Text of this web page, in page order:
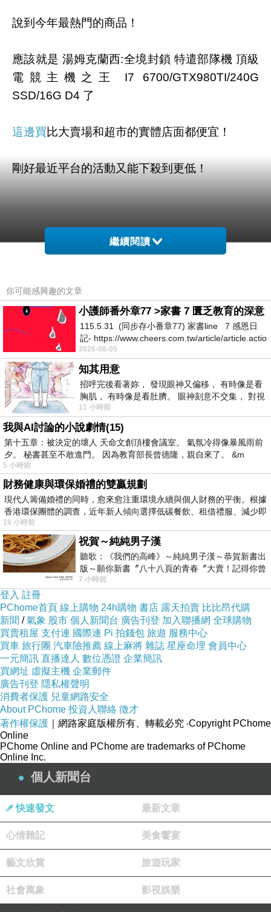
說到今年最熱門的商品！
應該就是 湯姆克蘭西:全境封鎖 特遣部隊機 頂級
電競主機之王 I7 6700/GTX980TI/240G
SSD/16G D4 了
這邊買比大賣場和超市的實體店面都便宜！
剛好最近平台的活動又能下殺到更低！
▲ 湯姆克蘭西:全境封鎖 特遣部隊機 頂級電競主機之王 I7
6700/GTX980TI/240G SSD/16G D4 的實物拍攝
跟大家說湯姆克蘭西:全境封鎖 特遣部隊機 頂級
電競主機之王 I7 6700/GTX980TI/240G
SSD/16G D4現在真的很夯
價格不錯的時候就要快下手
有可能下一秒就缺貨了！
其他細節★寫在這邊★
有興趣的話就連進去看看囉！
↓↓↓限量特惠的優惠按鈕↓↓↓
【 湯姆克蘭西:全境封鎖 特遣部隊機 頂級電競
主機之王 I7 6700/GTX980TI/240G SSD/16G
D4 】
繼續閱讀
你可能感興趣的文章
小護師番外章77 >家書 7 匱乏教育的深意
115.5.31 (同步存小番章77) 家書line 7 感恩日
記- https://www.cheers.com.tw/article/article.actio
2026-08-05
知其用意
招呼完後看著妳， 發現眼神又偏移， 有時像是看
胸肌， 有時像是看肚臍。 眼神刻意不交集， 對視
視線不對齊， 讓我很難不
11 小時前
我與AI討論的小說劇情(15)
第十五章：被決定的壞人 天命文創頂樓會議室。 氣氛冷得像暴風雨前
夕。 秘書甚至不敢進門。 因為教育部長曾德隆，親自來了。 &m
5 小時前
財務健康與環保婚禮的雙贏規劃
現代人籌備婚禮的同時，愈來愈注重環境永續與個人財務的平衡。根據
香港環保團體的調查，近年新人傾向選擇低碳餐飲、租借禮服、減少即
19 小時前
祝賀～純純男子漢
聽歌：《我們的高峰》～純純男子漢～恭賀新書出
版～願你新書〞八十八頁的青春〞大賣！記得你曾
經在我的版留言…「好讚的圖^^感覺大家
7 小時前
登入 註冊
PChome首頁 線上購物 24h購物 書店 露天拍賣 比比昂代購
新聞 /氣象 股市 個人新聞台 廣告刊登 加入聯播網 全球購物
買賣租屋 支付連 國際連 Pi 拍錢包 旅遊 服務中心
買車 旅行團 汽車險推薦 線上麻將 雜誌 星座命理 會員中心
一元簡訊 直播達人 數位憑證 企業簡訊
買網址 虛擬主機 企業郵件
廣告刊登 隱私權聲明
消費者保護 兒童網路安全
About PChome 投資人聯絡 徵才
著作權保護 ｜網路家庭版權所有、轉載必究 ‧Copyright PChome
Online
PChome Online and PChome are trademarks of PChome
Online Inc.
個人新聞台
快速發文 最新文章
心情雜記 美食饗宴
藝文欣賞 旅遊玩家
社會萬象 影視娛樂